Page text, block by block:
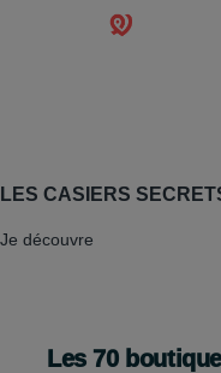
LES CASIERS
Je découvre
Les 70